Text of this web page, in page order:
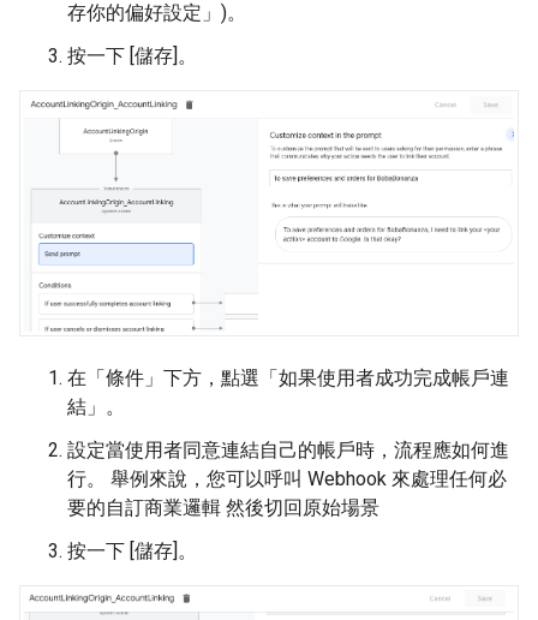
存你的偏好設定」)。
按一下 [儲存]。
在「條件」 下方，點選「如果使用者成功完成帳戶連
結」 。
設定當使用者同意連結自己的帳戶時，流程應如何進
行。 舉例來說，您可以呼叫 Webhook 來處理任何必
要的自訂商業邏輯 然後切回原始場景
按一下 [儲存]。